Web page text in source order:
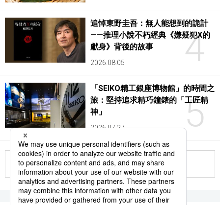
4
追悼東野圭吾：無人能想到的詭計
——推理小說不朽經典《嫌疑犯X的
獻身》背後的故事
2026.08.05
5
「SEIKO精工銀座博物館」的時間之
旅：堅持追求精巧鐘錶的「工匠精
神」
2026.07.27
更多